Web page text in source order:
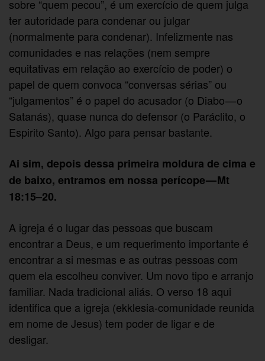
sobre “quem pecou”, é um exercício de quem julga
ter autoridade para condenar ou julgar
(normalmente para condenar). Infelizmente nas
comunidades e nas relações (nem sempre
equitativas em relação ao exercício de poder) o
papel de quem convoca “conversas sérias” ou
“julgamentos” é o papel do acusador (o Diabo — o
Satanás), quase nunca do defensor (o Paráclito, o
Espirito Santo). Algo para pensar bastante.
Ai sim, depois dessa primeira moldura de cima e
de baixo, entramos em nossa perícope — Mt
18:15–20.
A igreja é o lugar das pessoas que buscam
encontrar a Deus, e um requerimento importante é
encontrar a si mesmas e as outras pessoas com
quem ela escolheu conviver. Um novo tipo e arranjo
familiar. Nada tradicional aliás. O verso 18 aqui
identifica que a igreja (ekklesia-comunidade reunida
em nome de Jesus) tem poder de ligar e de
desligar.